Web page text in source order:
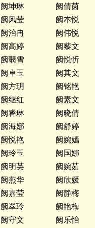
阙坤琳
阙倩茵
阙风莹
阙本悦
阙治冉
阙伟悦
阙高婷
阙藜文
阙翡雪
阙悦忻
阙卓玉
阙其文
阙方玥
阙铭艳
阙继红
阙素文
阙睿琳
阙晓倩
阙海娜
阙舒婷
阙悦艳
阙婉嫣
阙玲玉
阙国娜
阙明英
阙婉茹
阙燕华
阙欣媛
阙嘉莹
阙静梅
阙翠玲
阙艳梅
阙守文
阙乐怡